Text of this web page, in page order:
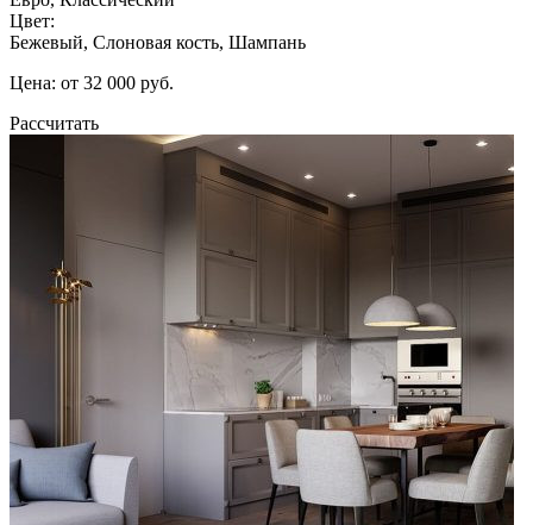
Цвет:
Бежевый, Слоновая кость, Шампань
Цена: от 32 000 руб.
Рассчитать